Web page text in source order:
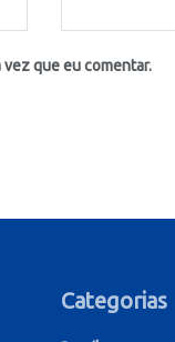
vez que eu comentar.
Categorias